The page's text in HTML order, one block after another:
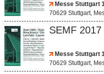
Messe Stuttgart
70629 Stuttgart,
SEMF
Messe Stuttgart
70629 Stuttgart,